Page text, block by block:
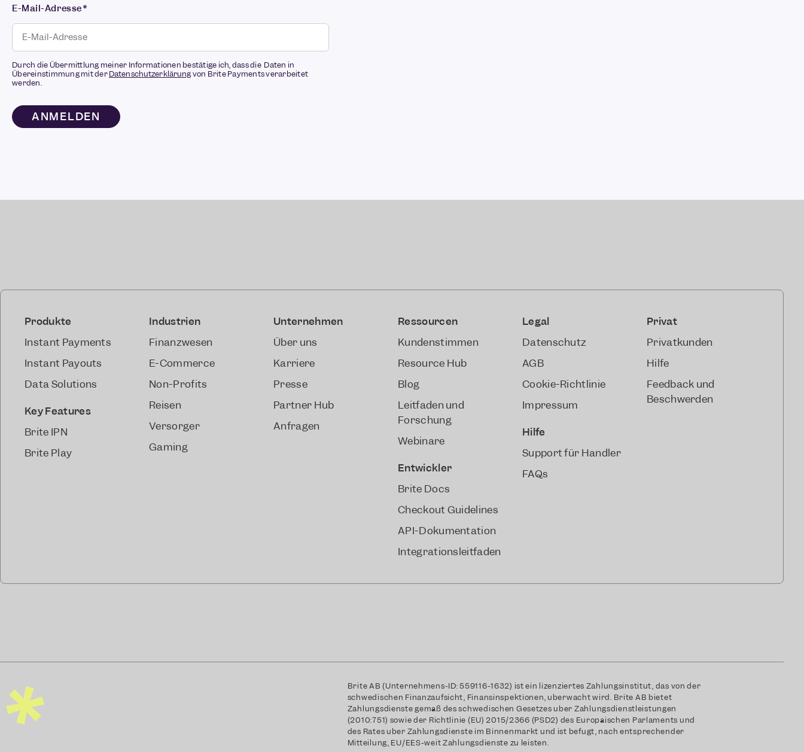
E-Mail-Adresse*
Durch die Übermittlung meiner Informationen bestätige ich, dass die Daten in
Übereinstimmung mit derDatenschutzerklärungvon Brite Payments verarbeitet
werden.
Produkte
Instant Payments
Instant Payouts
Data Solutions
Key Features
Brite IPN
Brite Play
Industrien
Finanzwesen
E-Commerce
Non-Profits
Reisen
Versorger
Gaming
Unternehmen
Über uns
Karriere
Presse
Partner Hub
Anfragen
Ressourcen
Kundenstimmen
Resource Hub
Blog
Leitfäden und
Forschung
Webinare
Entwickler
Brite Docs
Checkout Guidelines
API-Dokumentation
Integrationsleitfäden
Legal
Datenschutz
AGB
Cookie-Richtlinie
Impressum
Hilfe
Support für Händler
FAQs
Privat
Privatkunden
Hilfe
Feedback und
Beschwerden
Brite AB (Unternehmens-ID: 559116-1632) ist ein lizenziertes Zahlungsinstitut, das von der
schwedischen Finanzaufsicht, Finansinspektionen, überwacht wird. Brite AB bietet
Zahlungsdienste gemäß des schwedischen Gesetzes über Zahlungsdienstleistungen
(2010:751) sowie der Richtlinie (EU) 2015/2366 (PSD2) des Europäischen Parlaments und
des Rates über Zahlungsdienste im Binnenmarkt und ist befugt, nach entsprechender
Mitteilung, EU/EES-weit Zahlungsdienste zu leisten.